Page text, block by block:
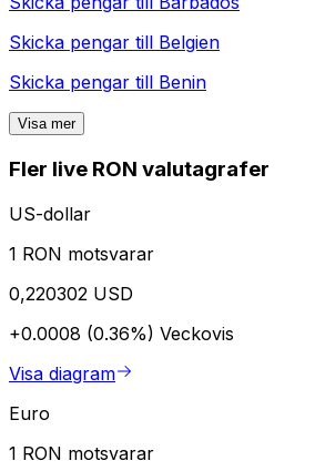
Skicka pengar till Belgien
Skicka pengar till Benin
Visa mer
Fler live RON valutagrafer
US-dollar
1 RON motsvarar
0,220302 USD
+0.0008 (0.36%) Veckovis
Visa diagram
Euro
1 RON motsvarar